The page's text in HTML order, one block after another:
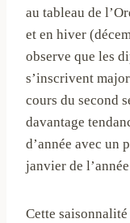
au tableau de
et en hiver
observe que les
s’inscrivent
cours du second
davantage
d’année avec un
janvier de
Cette saisonnalité